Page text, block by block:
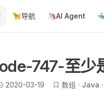
🦮导航 🦄AI Agent
747-至少
2020-03-19 数组 Java